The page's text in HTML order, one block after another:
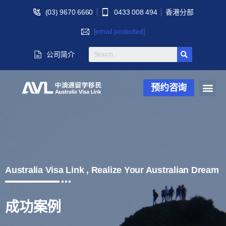
(03) 9670 6660 0433 008 494 香港分部
[email protected]
公司简介
预约咨询
Australia Visa Link , Realize Your Australian Dream
成功案例